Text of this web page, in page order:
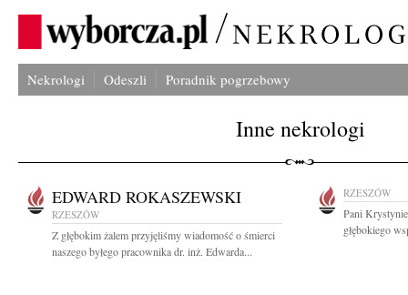
Nekrologi Odeszli Poradnik pogrzebowy
Inne nekrologi
EDWARD ROKASZEWSKI
RZESZÓW
Z głębokim żalem przyjęliśmy wiadomość o śmierci
naszego byłego pracownika dr. inż. Edwarda...
RZESZÓW
Pani
głębokiego